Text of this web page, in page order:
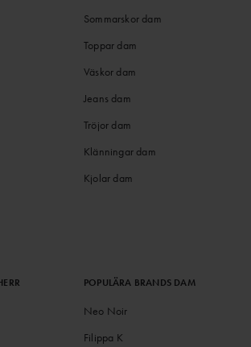
Sommarskor dam
Toppar dam
Väskor dam
Jeans dam
Tröjor dam
Klänningar dam
Kjolar dam
POPULÄRA BRANDS DAM
Neo Noir
Filippa K